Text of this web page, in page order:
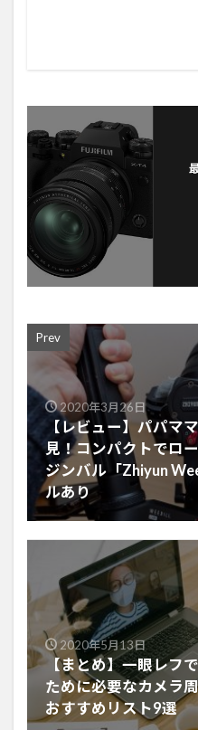
Prev
2020年3月26日
【レビュー】パパマ
見！コンパクトでロ
ジンバル「Zhiyun
ルあり
2020年5月13日
【まとめ】一眼レフ
ために必要なカメラ
おすすめリスト9選